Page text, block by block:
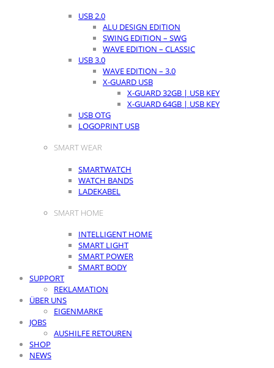
USB 2.0
ALU DESIGN EDITION
SWING EDITION – SWG
WAVE EDITION – CLASSIC
USB 3.0
WAVE EDITION – 3.0
X-GUARD USB
X-GUARD 32GB | USB KEY
X-GUARD 64GB | USB KEY
USB OTG
LOGOPRINT USB
SMART WEAR
SMARTWATCH
WATCH BANDS
LADEKABEL
SMART HOME
INTELLIGENT HOME
SMART LIGHT
SMART POWER
SMART BODY
SUPPORT
REKLAMATION
ÜBER UNS
EIGENMARKE
JOBS
AUSHILFE RETOUREN
SHOP
NEWS